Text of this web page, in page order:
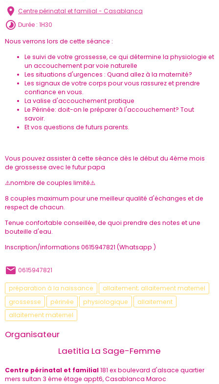
Centre périnatal et familial - Casablanca
Durée : 1H30
Nous verrons lors de cette séance :
Le suivi de votre grossesse, ce qui détermine la physiologie et
un accouchement par voie naturelle
Les situations d'urgences : Quand allez à la maternité?
Les signaux de votre corps pour vous rassurez et prendre
confiance en vous.
La valise d'accouchement pratique
Le Périnée: doit-on le préparer à l'accouchement? Tout
savoir.
Et vos questions de futurs parents.
Vous pouvez assister à cette séance dès le début du 4ème mois
de grossesse avec le futur papa
⚠️nombre de couples limité⚠️
8 couples maximum pour une meilleur qualité d'échanges et de
respect de chacun.
Tenue confortable conseillée, de quoi prendre des notes et une
bouteille d'eau.
Inscription/informations 0615947821 (Whatsapp )
0615947821
préparation à la naissance
allaitement; allaitement maternel
grossesse
périnée physiologique
allaitement
allaitement maternel
Organisateur
Laetitia La Sage-Femme
Centre périnatal et familial181 ex boulevard d'alsace quartier
mers sultan 3 ème étage appt6, Casablanca Maroc